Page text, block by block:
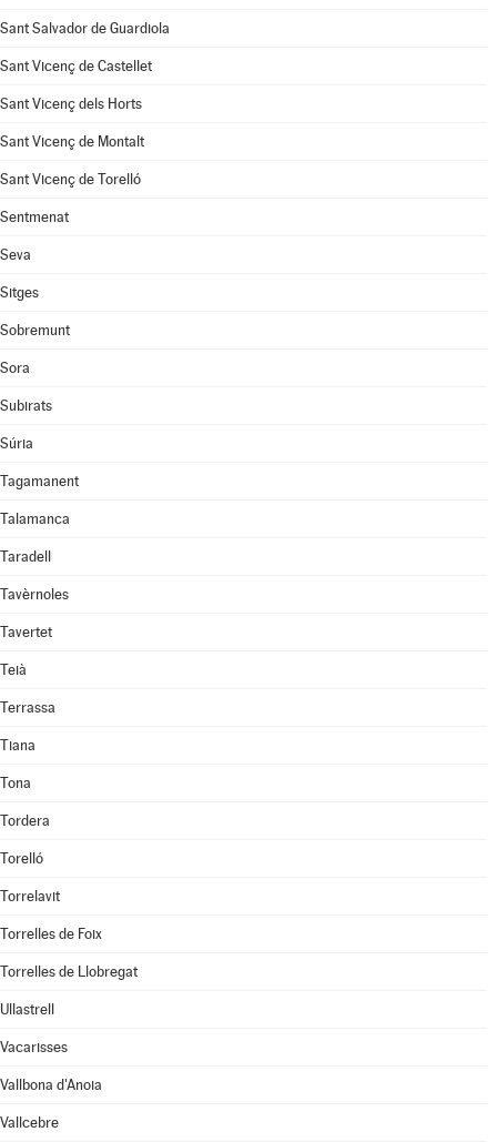
Sant Salvador de Guardiola
Sant Vicenç de Castellet
Sant Vicenç dels Horts
Sant Vicenç de Montalt
Sant Vicenç de Torelló
Sentmenat
Seva
Sitges
Sobremunt
Sora
Subirats
Súria
Tagamanent
Talamanca
Taradell
Tavèrnoles
Tavertet
Teià
Terrassa
Tiana
Tona
Tordera
Torelló
Torrelavit
Torrelles de Foix
Torrelles de Llobregat
Ullastrell
Vacarisses
Vallbona d'Anoia
Vallcebre